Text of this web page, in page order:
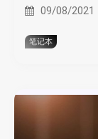
09/08/2021
笔记本